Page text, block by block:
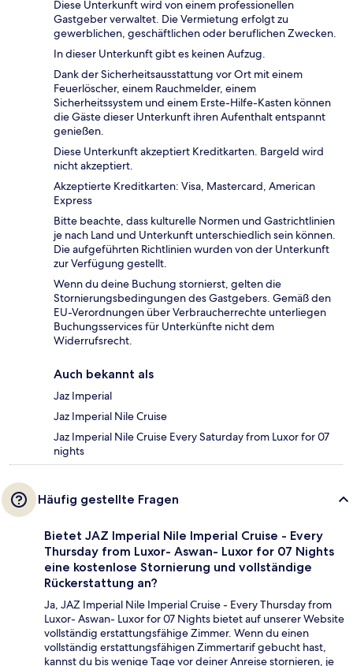
Diese Unterkunft wird von einem professionellen
Gastgeber verwaltet. Die Vermietung erfolgt zu
gewerblichen, geschäftlichen oder beruflichen Zwecken.
In dieser Unterkunft gibt es keinen Aufzug.
Dank der Sicherheitsausstattung vor Ort mit einem
Feuerlöscher, einem Rauchmelder, einem
Sicherheitssystem und einem Erste-Hilfe-Kasten können
die Gäste dieser Unterkunft ihren Aufenthalt entspannt
genießen.
Diese Unterkunft akzeptiert Kreditkarten. Bargeld wird
nicht akzeptiert.
Akzeptierte Kreditkarten: Visa, Mastercard, American
Express
Bitte beachte, dass kulturelle Normen und Gastrichtlinien
je nach Land und Unterkunft unterschiedlich sein können.
Die aufgeführten Richtlinien wurden von der Unterkunft
zur Verfügung gestellt.
Wenn du deine Buchung stornierst, gelten die
Stornierungsbedingungen des Gastgebers. Gemäß den
EU-Verordnungen über Verbraucherrechte unterliegen
Buchungsservices für Unterkünfte nicht dem
Widerrufsrecht.
Auch bekannt als
Jaz Imperial
Jaz Imperial Nile Cruise
Jaz Imperial Nile Cruise Every Saturday from Luxor for 07
nights
Häufig gestellte Fragen
Bietet JAZ Imperial Nile Imperial Cruise - Every
Thursday from Luxor- Aswan- Luxor for 07 Nights
eine kostenlose Stornierung und vollständige
Rückerstattung an?
Ja, JAZ Imperial Nile Imperial Cruise - Every Thursday from
Luxor- Aswan- Luxor for 07 Nights bietet auf unserer Website
vollständig erstattungsfähige Zimmer. Wenn du einen
vollständig erstattungsfähigen Zimmertarif gebucht hast,
kannst du bis wenige Tage vor deiner Anreise stornieren, je